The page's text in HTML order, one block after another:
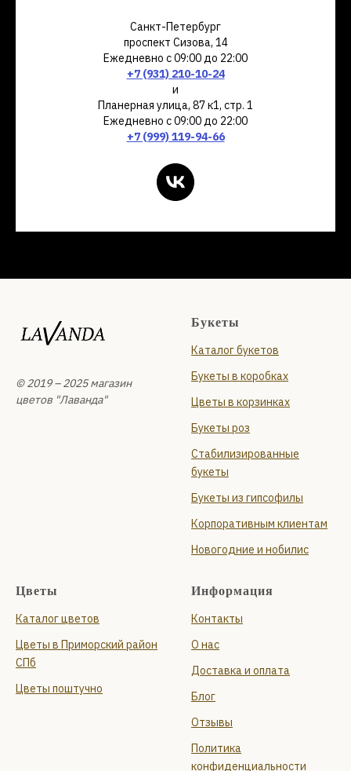
Санкт-Петербург
проспект Сизова, 14
Ежедневно с 09:00 до 22:00
+7 (931) 210-10-24
и
Планерная улица, 87 к1, стр. 1
Ежедневно с 09:00 до 22:00
+7 (999) 119-94-66
© 2019 – 2025 магазин
цветов "Лаванда"
Букеты
Каталог букетов
Букеты в коробках
Цветы в корзинках
Букеты роз
Стабилизированные
букеты
Букеты из гипсофилы
Корпоративным клиентам
Новогодние и нобилис
Цветы
Каталог цветов
Цветы в Приморский район
СПб
Цветы поштучно
Информация
Контакты
О нас
Доставка и оплата
Блог
Отзывы
Политика
конфиденциальности